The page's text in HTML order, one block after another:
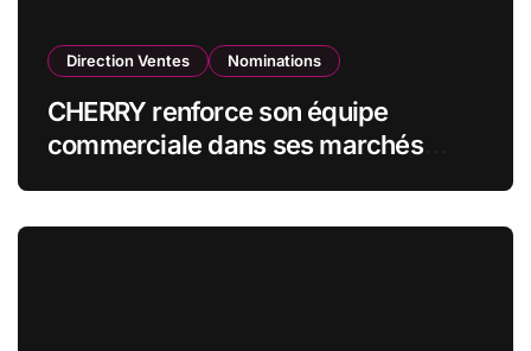
Direction Ventes Nominations
CHERRY renforce son équipe
commerciale dans ses marchés